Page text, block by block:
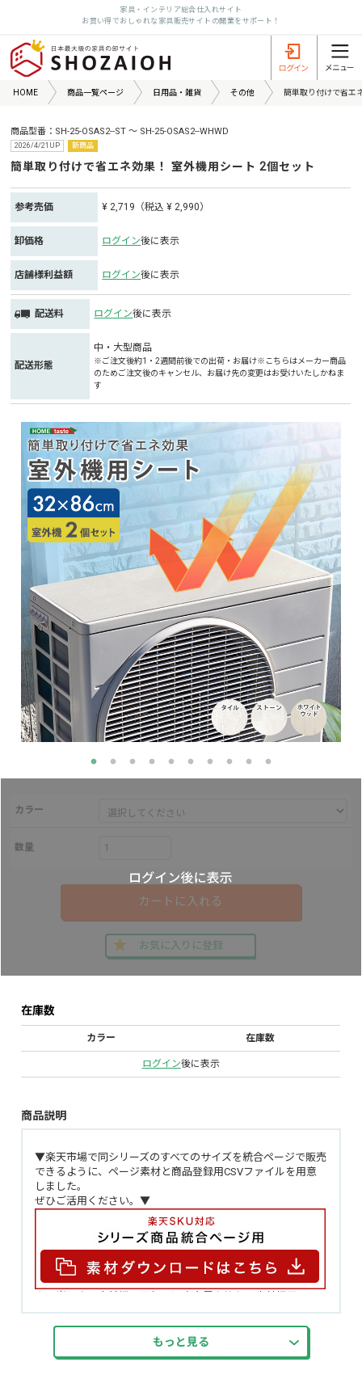
家具・インテリア総合仕入れサイト
お買い得でおしゃれな家具販売サイトの開業をサポート！
HOME 商品一覧ページ 日用品・雑貨 その他 簡単取り付けで省エ
商品型番：SH-25-OSAS2--ST ～ SH-25-OSAS2--WHWD
2026/4/21UP 新商品
簡単取り付けで省エネ効果！ 室外機用シート 2個セット
参考売価 ¥ 2,719（税込 ¥ 2,990）
卸価格 ログイン後に表示
店舗様利益額 ログイン後に表示
配送料 ログイン後に表示
配送形態
中・大型商品
※ご注文後約1・2週間前後での出荷・お届け※こちらはメーカー商品
のためご注文後のキャンセル、お届け先の変更はお受けいたしかねま
す
カラー
数量
カートに入れる
お気に入りに登録
在庫数
カラー 在庫数
ログイン後に表示
商品説明
▼楽天市場で同シリーズのすべてのサイズを統合ページで販売
できるように、ページ素材と商品登録用CSVファイルを用意
しました。
ぜひご活用ください。▼
ト 2個セット！
室外機に敷くだけで太陽光による天板の温度上昇を抑えま
防水・耐熱性に優れたおり、傷にも強いので長くご使用いた
もっと見る